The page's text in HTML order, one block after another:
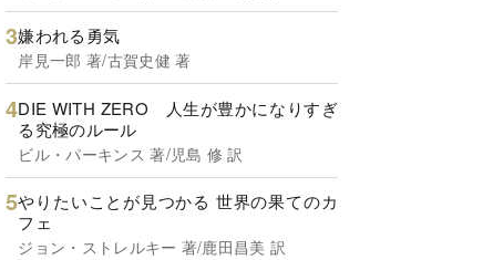
嫌われる勇気
岸見一郎 著/古賀史健 著
DIE WITH ZERO 人生が豊かになりすぎ
る究極のルール
ビル・パーキンス 著/児島 修 訳
やりたいことが見つかる 世界の果てのカ
フェ
ジョン・ストレルキー 著/鹿田昌美 訳